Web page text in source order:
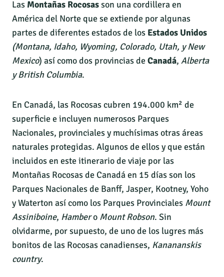
Las Montañas Rocosasson una cordillera en
América del Norte que se extiende por algunas
partes de diferentes estados de los Estados Unidos
(Montana, Idaho, Wyoming, Colorado, Utah, y New
Mexico) así como dos provincias de Canadá, Alberta
y British Columbia.
En Canadá, las Rocosas cubren 194.000 km² de
superficie e incluyen numerosos Parques
Nacionales, provinciales y muchísimas otras áreas
naturales protegidas. Algunos de ellos y que están
incluidos en este itinerario de viaje por las
Montañas Rocosas de Canadá en 15 días son los
Parques Nacionales de Banff, Jasper, Kootney, Yoho
y Waterton así como los Parques Provinciales Mount
Assiniboine, Hambero Mount Robson. Sin
olvidarme, por supuesto, de uno de los lugres más
bonitos de las Rocosas canadienses, Kanananskis
country.